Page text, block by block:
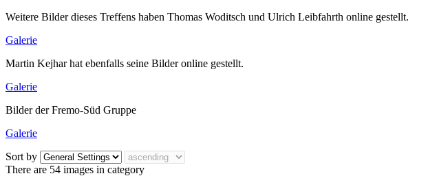
Weitere Bilder dieses Treffens haben Thomas Woditsch und Ulrich Leibfahrth online gestellt.
Galerie
Martin Kejhar hat ebenfalls seine Bilder online gestellt.
Galerie
Bilder der Fremo-Süd Gruppe
Galerie
Sort by
There are 54 images in category